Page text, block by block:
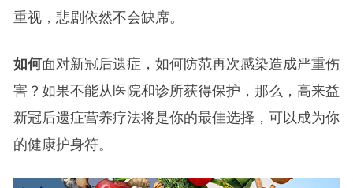
重视，悲剧依然不会缺席。
如何面对新冠后遗症，如何防范再次感染造成严重伤
害？如果不能从医院和诊所获得保护，那么，高来益
新冠后遗症营养疗法将是你的最佳选择，可以成为你
的健康护身符。